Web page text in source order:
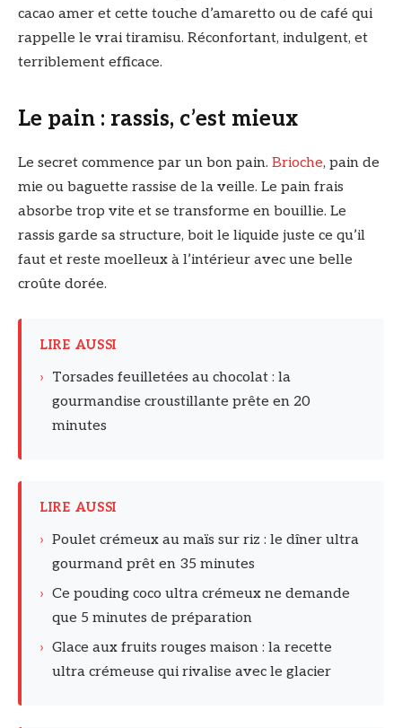
cacao amer et cette touche d’amaretto ou de café qui
rappelle le vrai tiramisu. Réconfortant, indulgent, et
terriblement efficace.
Le pain : rassis, c’est mieux
Le secret commence par un bon pain. Brioche, pain de
mie ou baguette rassise de la veille. Le pain frais
absorbe trop vite et se transforme en bouillie. Le
rassis garde sa structure, boit le liquide juste ce qu’il
faut et reste moelleux à l’intérieur avec une belle
croûte dorée.
LIRE AUSSI
› Torsades feuilletées au chocolat : la
gourmandise croustillante prête en 20
minutes
LIRE AUSSI
› Poulet crémeux au maïs sur riz : le dîner ultra
gourmand prêt en 35 minutes
› Ce pouding coco ultra crémeux ne demande
que 5 minutes de préparation
› Glace aux fruits rouges maison : la recette
ultra crémeuse qui rivalise avec le glacier